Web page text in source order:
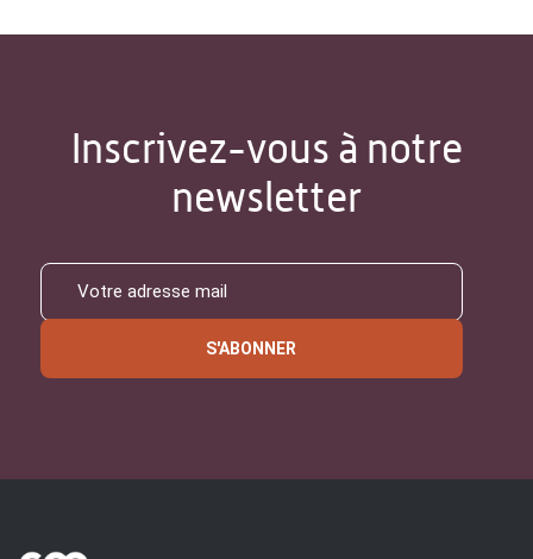
Inscrivez-vous à notre
newsletter
S'ABONNER